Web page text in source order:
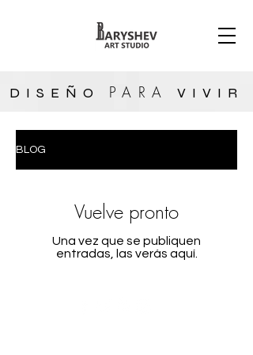
DISEÑO PARA VIVIR
BLOG
Vuelve pronto
Una vez que se publiquen
entradas, las verás aquí.